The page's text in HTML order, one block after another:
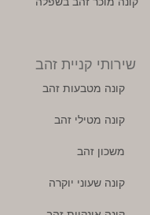
שירותי קניית זהב
קונה מטבעות זהב
קונה מטילי זהב
משכון זהב
קונה שעוני יוקרה